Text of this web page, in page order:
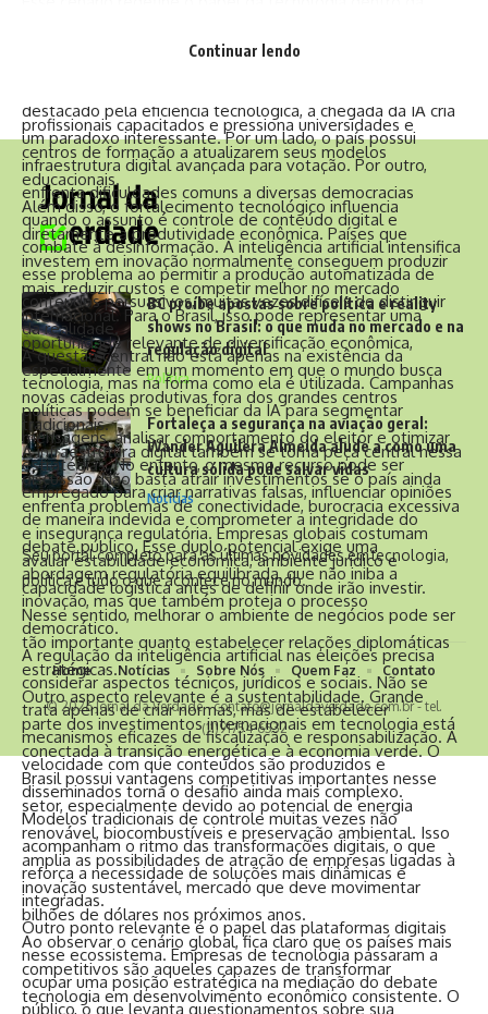
tecnologia tende a estimular vagas em áreas como
profissionais capacitados e pressiona universidades e
centros de formação a atualizarem seus modelos
educacionais.
Além disso, o fortalecimento tecnológico influencia
diretamente a produtividade econômica. Países que
investem em inovação normalmente conseguem produzir
mais, reduzir custos e competir melhor no mercado
internacional. Para o Brasil, isso pode representar uma
oportunidade relevante de diversificação econômica,
especialmente em um momento em que o mundo busca
novas cadeias produtivas fora dos grandes centros
tradicionais.
A infraestrutura digital também se torna peça central nessa
discussão. Não basta atrair investimentos se o país ainda
enfrenta problemas de conectividade, burocracia excessiva
e insegurança regulatória. Empresas globais costumam
avaliar estabilidade econômica, ambiente jurídico e
capacidade logística antes de definir onde irão investir.
Nesse sentido, melhorar o ambiente de negócios pode ser
tão importante quanto estabelecer relações diplomáticas
estratégicas.
Outro aspecto relevante é a sustentabilidade. Grande
parte dos investimentos internacionais em tecnologia está
conectada à transição energética e à economia verde. O
Brasil possui vantagens competitivas importantes nesse
setor, especialmente devido ao potencial de energia
renovável, biocombustíveis e preservação ambiental. Isso
amplia as possibilidades de atração de empresas ligadas à
inovação sustentável, mercado que deve movimentar
bilhões de dólares nos próximos anos.
Ao observar o cenário global, fica claro que os países mais
competitivos são aqueles capazes de transformar
tecnologia em desenvolvimento econômico consistente. O
destacado pela eficiência tecnológica, a chegada da IA cria
um paradoxo interessante. Por um lado, o país possui
infraestrutura digital avançada para votação. Por outro,
enfrenta dificuldades comuns a diversas democracias
quando o assunto é controle de conteúdo digital e
combate à desinformação. A inteligência artificial intensifica
esse problema ao permitir a produção automatizada de
conteúdos persuasivos, muitas vezes difíceis de distinguir
da realidade.
A questão central não está apenas na existência da
tecnologia, mas na forma como ela é utilizada. Campanhas
políticas podem se beneficiar da IA para segmentar
mensagens, analisar comportamento do eleitor e otimizar
estratégias. No entanto, o mesmo recurso pode ser
empregado para criar narrativas falsas, influenciar opiniões
de maneira indevida e comprometer a integridade do
debate público. Esse duplo potencial exige uma
abordagem regulatória equilibrada, que não iniba a
inovação, mas que também proteja o processo
democrático.
A regulação da inteligência artificial nas eleições precisa
considerar aspectos técnicos, jurídicos e sociais. Não se
trata apenas de criar normas, mas de estabelecer
mecanismos eficazes de fiscalização e responsabilização. A
velocidade com que conteúdos são produzidos e
disseminados torna o desafio ainda mais complexo.
Modelos tradicionais de controle muitas vezes não
acompanham o ritmo das transformações digitais, o que
reforça a necessidade de soluções mais dinâmicas e
integradas.
Outro ponto relevante é o papel das plataformas digitais
nesse ecossistema. Empresas de tecnologia passaram a
ocupar uma posição estratégica na mediação do debate
público, o que levanta questionamentos sobre sua
Continuar lendo
BC proíbe apostas sobre política e reality
shows no Brasil: o que muda no mercado e na
regulação digital
Política
Fortaleça a segurança na aviação geral:
Wander Aguilera Almeida alude a como uma
cultura sólida pode salvar vidas
Notícias
Seu portal completo para as últimas novidades em tecnologia,
política e tudo o que acontece no mundo.
© 2026 Jornal da Verdade -contato@jornaldaverdade.com.br- tel.
(11)91754-6532
Home Notícias Sobre Nós Quem Faz Contato